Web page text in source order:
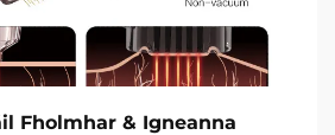
Fholmhar & Igneanna